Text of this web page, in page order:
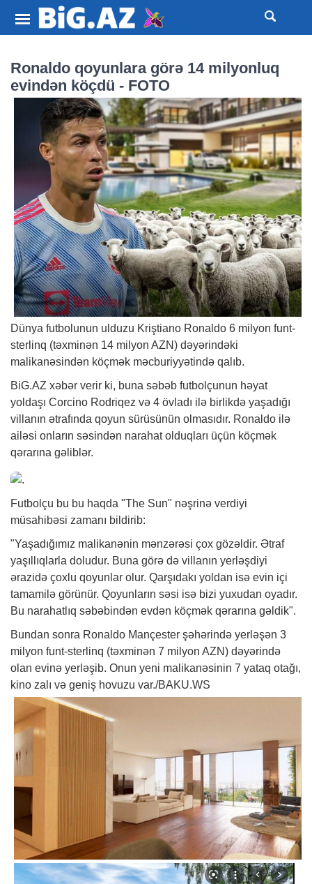
Ronaldo qoyunlara görə 14 milyonluq
evindən köçdü - FOTO
Dünya futbolunun ulduzu Kriştiano Ronaldo 6 milyon funt-
sterlinq (təxminən 14 milyon AZN) dəyərindəki
malikanəsindən köçmək məcburiyyətində qalıb.
BiG.AZ xəbər verir ki, buna səbəb futbolçunun həyat
yoldaşı Corcino Rodriqez və 4 övladı ilə birlikdə yaşadığı
villanın ətrafında qoyun sürüsünün olmasıdır. Ronaldo ilə
ailəsi onların səsindən narahat olduqları üçün köçmək
qərarına gəliblər.
Futbolçu bu bu haqda "The Sun" nəşrinə verdiyi
müsahibəsi zamanı bildirib:
"Yaşadığımız malikanənin mənzərəsi çox gözəldir. Ətraf
yaşıllıqlarla doludur. Buna görə də villanın yerləşdiyi
ərazidə çoxlu qoyunlar olur. Qarşıdakı yoldan isə evin içi
tamamilə görünür. Qoyunların səsi isə bizi yuxudan oyadır.
Bu narahatlıq səbəbindən evdən köçmək qərarına gəldik".
Bundan sonra Ronaldo Mançester şəhərində yerləşən 3
milyon funt-sterlinq (təxminən 7 milyon AZN) dəyərində
olan evinə yerləşib. Onun yeni malikanəsinin 7 yataq otağı,
kino zalı və geniş hovuzu var./BAKU.WS